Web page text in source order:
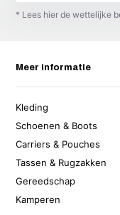
* Lees hier de wettelijke
Meer informatie
Kleding
Schoenen & Boots
Carriers & Pouches
Tassen & Rugzakken
Gereedschap
Kamperen